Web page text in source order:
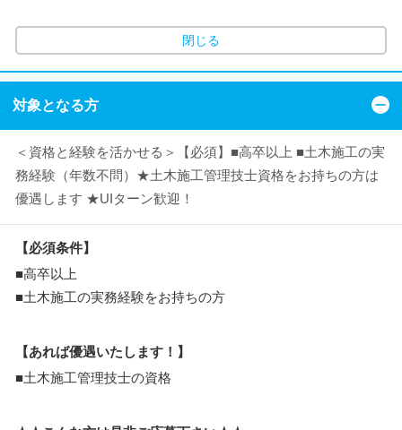
閉じる
対象となる方
＜資格と経験を活かせる＞【必須】■高卒以上 ■土木施工の実
務経験（年数不問）★土木施工管理技士資格をお持ちの方は
優遇します ★UIターン歓迎！
【必須条件】
■高卒以上
■土木施工の実務経験をお持ちの方
【あれば優遇いたします！】
■土木施工管理技士の資格